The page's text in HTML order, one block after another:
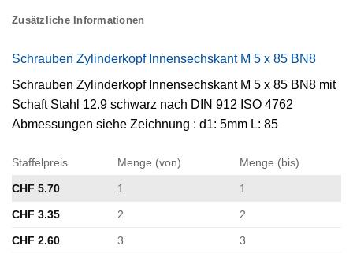
Zusätzliche Informationen
Schrauben Zylinderkopf Innensechskant M 5 x 85 BN8
Schrauben Zylinderkopf Innensechskant M 5 x 85 BN8 mit
Schaft Stahl 12.9 schwarz nach DIN 912 ISO 4762
Abmessungen siehe Zeichnung : d1: 5mm L: 85
Staffelpreis Menge (von) Menge (bis)
CHF 5.70 1 1
CHF 3.35 2 2
CHF 2.60 3 3